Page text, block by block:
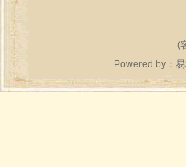
(
Powered by：